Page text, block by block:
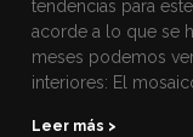
tendencias para
acorde a lo que se
meses podemos
interiores: El
Leer más >